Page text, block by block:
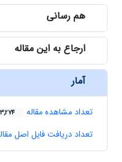
هم رسانی
ارجاع به این مقاله
آمار
تعداد مشاهده مقاله 3,274
تعداد دریافت فایل اصل